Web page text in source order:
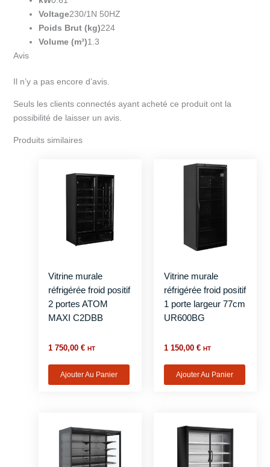
Voltage230/1N 50HZ
Poids Brut (kg)224
Volume (m³)1.3
Avis
Il n’y a pas encore d’avis.
Seuls les clients connectés ayant acheté ce produit ont la
possibilité de laisser un avis.
Produits similaires
Vitrine murale
réfrigérée froid positif
2 portes ATOM
MAXI C2DBB
1 750,00€ HT
Ajouter Au Panier
Vitrine murale
réfrigérée froid positif
1 porte largeur 77cm
UR600BG
1 150,00 € HT
Ajouter Au Panier